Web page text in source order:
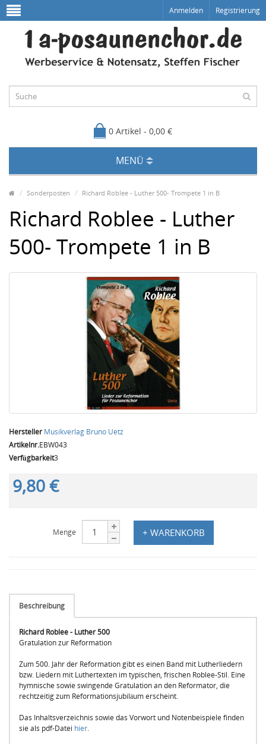
Anmelden Registrierung
0 Artikel - 0,00 €
MENÜ
Sonderposten Richard Roblee - Luther 500- Trompete 1 in B
Richard Roblee - Luther
500- Trompete 1 in B
Hersteller Musikverlag Bruno Uetz
Artikelnr.EBW043
Verfügbarkeit3
9,80 €
Menge + WARENKORB
Beschreibung
Richard Roblee - Luther 500
Gratulation zur Reformation
Zum 500. Jahr der Reformation gibt es einen Band mit Lutherliedern
bzw. Liedern mit Luthertexten im typischen, frischen Roblee-Stil. Eine
hymnische sowie swingende Gratulation an den Reformator, die
rechtzeitig zum Reformationsjubiläum erscheint.
Das Inhaltsverzeichnis sowie das Vorwort und Notenbeispiele finden
sie als pdf-Datei hier.